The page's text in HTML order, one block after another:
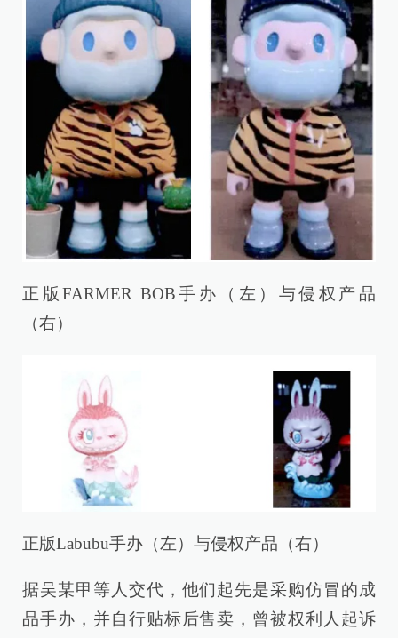
正版FARMER BOB手办（左）与侵权产品
（右）
正版Labubu手办（左）与侵权产品（右）
据吴某甲等人交代，他们起先是采购仿冒的成
品手办，并自行贴标后售卖，曾被权利人起诉